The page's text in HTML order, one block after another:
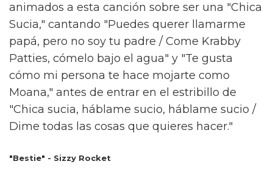
animados a esta canción sobre ser una "Chica
Sucia," cantando "Puedes querer llamarme
papá, pero no soy tu padre / Come Krabby
Patties, cómelo bajo el agua" y "Te gusta
cómo mi persona te hace mojarte como
Moana," antes de entrar en el estribillo de
"Chica sucia, háblame sucio, háblame sucio /
Dime todas las cosas que quieres hacer."
"Bestie" - Sizzy Rocket